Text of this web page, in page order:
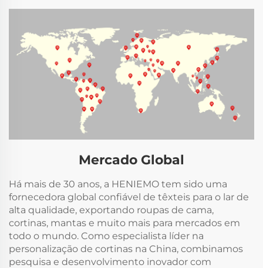
Mercado Global
Há mais de 30 anos, a HENIEMO tem sido uma
fornecedora global confiável de têxteis para o lar de
alta qualidade, exportando roupas de cama,
cortinas, mantas e muito mais para mercados em
todo o mundo. Como especialista líder na
personalização de cortinas na China, combinamos
pesquisa e desenvolvimento inovador com